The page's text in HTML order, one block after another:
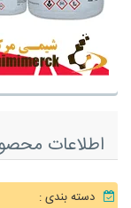
اطلاعات
دسته بندی :